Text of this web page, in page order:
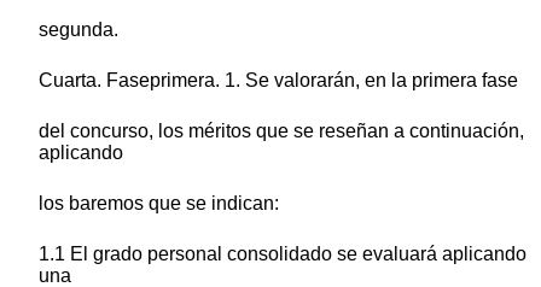
segunda.
Cuarta. Faseprimera. 1. Se valorarán, en la primera fase
del concurso, los méritos que se reseñan a continuación,
aplicando
los baremos que se indican:
1.1 El grado personal consolidado se evaluará aplicando
una